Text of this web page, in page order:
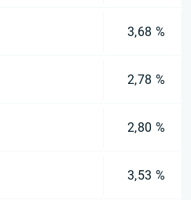
3,68 %
2,78 %
2,80 %
3,53 %